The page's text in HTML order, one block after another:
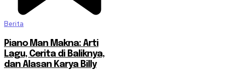
Berita
Piano Man Makna: Arti
Lagu, Cerita di Baliknya,
dan Alasan Karya Billy